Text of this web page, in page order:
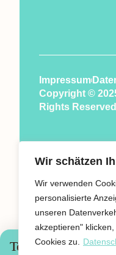
Wir schätzen
Wir verwenden
personalisierte
unseren
akzeptieren"
Cookies zu.
Copyright ©
Rights
Impressum
Termin buchen